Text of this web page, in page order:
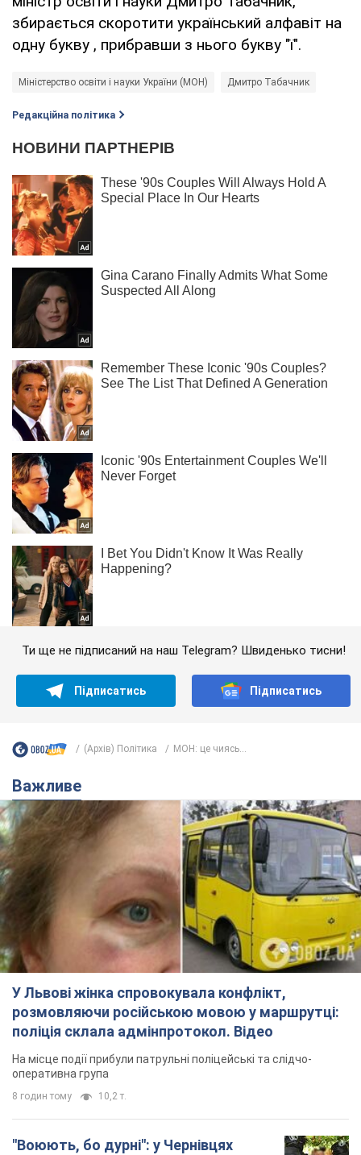
збирається скоротити український алфавіт на
одну букву , прибравши з нього букву "ї".
Міністерство освіти і науки України (МОН) Дмитро Табачник
Редакційна політика
Ти ще не підписаний на наш Telegram? Швиденько тисни!
Підписатись Підписатись
(Архів) Політика МОН: це чиясь...
Важливе
У Львові жінка спровокувала конфлікт,
розмовляючи російською мовою у маршрутці:
поліція склала адмінпротокол. Відео
На місце події прибули патрульні поліцейські та слідчо-
оперативна група
8 годин тому 10,2 т.
"Воюють, бо дурні": у Чернівцях